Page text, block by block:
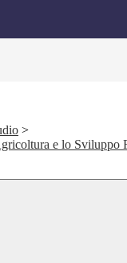
>
e lo Sviluppo